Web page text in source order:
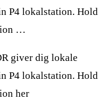
P4 lokalstation. Hold
…
giver dig lokale
P4 lokalstation. Hold
her